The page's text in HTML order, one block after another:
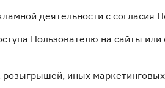
деятельности с согласия
Пользователю на сайты
иных